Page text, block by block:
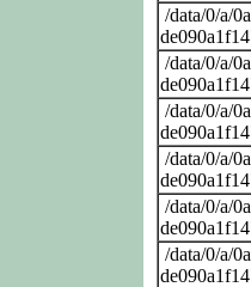
/data/0/a/
/data/0/a/
/data/0/a/
/data/0/a/
/data/0/a/
/data/0/a/